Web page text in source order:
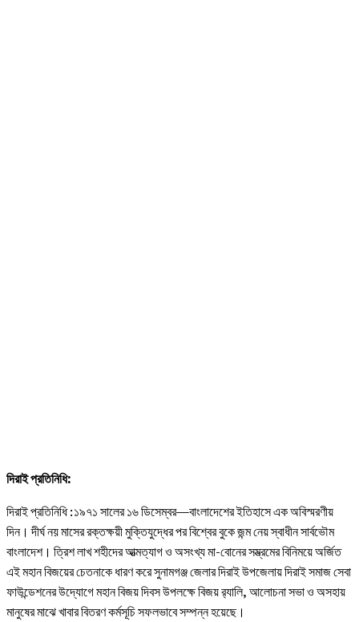
দিরাই প্রতিনিধি:
দিরাই প্রতিনিধি :১৯৭১ সালের ১৬ ডিসেম্বর—বাংলাদেশের ইতিহাসে এক অবিস্মরণীয়
দিন। দীর্ঘ নয় মাসের রক্তক্ষয়ী মুক্তিযুদ্ধের পর বিশ্বের বুকে জন্ম নেয় স্বাধীন সার্বভৌম
বাংলাদেশ। ত্রিশ লাখ শহীদের আত্মত্যাগ ও অসংখ্য মা-বোনের সম্ভ্রমের বিনিময়ে অর্জিত
এই মহান বিজয়ের চেতনাকে ধারণ করে সুনামগঞ্জ জেলার দিরাই উপজেলায় দিরাই সমাজ সেবা
ফাউন্ডেশনের উদ্যোগে মহান বিজয় দিবস উপলক্ষে বিজয় র‍্যালি, আলোচনা সভা ও অসহায়
মানুষের মাঝে খাবার বিতরণ কর্মসূচি সফলভাবে সম্পন্ন হয়েছে।